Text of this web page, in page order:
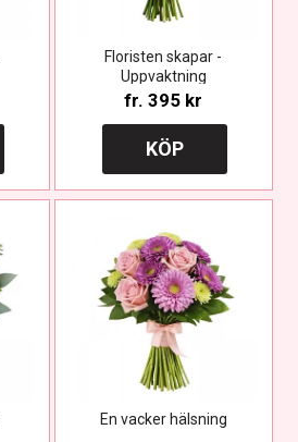
Floristen skapar -
Uppvaktning
fr. 395 kr
KÖP
En vacker hälsning